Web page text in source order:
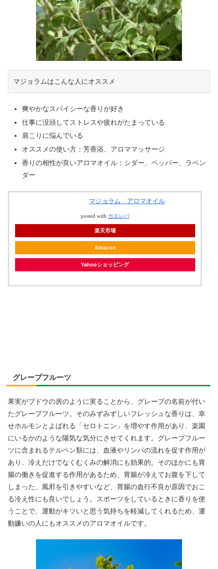
マジョラムはこんな人にオススメ
爽やかなスパイシーな香りが好き
仕事に没頭してストレスや疲れがたまっている
肩こりに悩んでいる
オススメの使い方：芳香浴、アロママッサージ
香りの相性が良いアロマオイル：シダー、ペッパー、ラベン
ダー
マジョラム アロマオイル
posted with カエレバ
楽天市場
Amazon
Yahooショッピング
グレープフルーツ
果実がブドウの房のように実ることから、グレープの名前が付い
たグレープフルーツ。そのみずみずしいフレッシュな香りは、幸
せホルモンとよばれる「セロトニン」を増やす作用があり、楽園
にいるかのような陽気な気分にさせてくれます。グレープフルー
ツに含まれるテルペン類には、血液やリンパの流れを促す作用が
あり、冷えだけでなくむくみの解消にも効果的。そのほかにも胃
腸の働きを促進する作用があるため、胃腸が冷えてお腹を下して
しまった、風邪を引きやすいなど、胃腸の血行不良が原因でおこ
る冷え性にも良いでしょう。スポーツをしているときに香りを使
うことで、運動がキツいと思う気持ちを軽減してくれるため、運
動嫌いの人にもオススメのアロマオイルです。